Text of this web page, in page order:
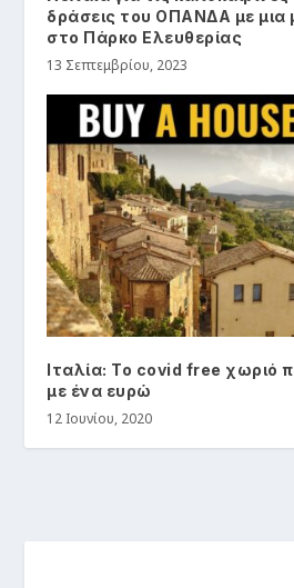
δράσεις του ΟΠΑΝΔΑ με μια
στο Πάρκο Ελευθερίας
13 Σεπτεμβρίου, 2023
Ιταλία: Το covid free χωριό
με ένα ευρώ
12 Ιουνίου, 2020